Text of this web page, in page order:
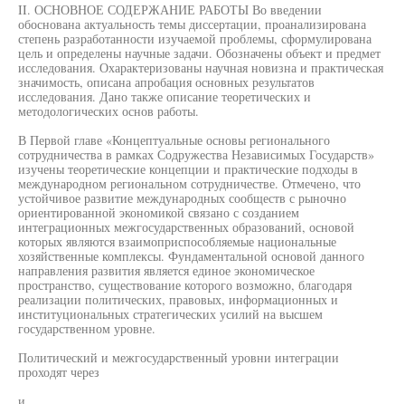
II. ОСНОВНОЕ СОДЕРЖАНИЕ РАБОТЫ Во введении
обоснована актуальность темы диссертации, проанализирована
степень разработанности изучаемой проблемы, сформулирована
цель и определены научные задачи. Обозначены объект и предмет
исследования. Охарактеризованы научная новизна и практическая
значимость, описана апробация основных результатов
исследования. Дано также описание теоретических и
методологических основ работы.
В Первой главе «Концептуальные основы регионального
сотрудничества в рамках Содружества Независимых Государств»
изучены теоретические концепции и практические подходы в
международном региональном сотрудничестве. Отмечено, что
устойчивое развитие международных сообществ с рыночно
ориентированной экономикой связано с созданием
интеграционных межгосударственных образований, основой
которых являются взаимоприспособляемые национальные
хозяйственные комплексы. Фундаментальной основой данного
направления развития является единое экономическое
пространство, существование которого возможно, благодаря
реализации политических, правовых, информационных и
институциональных стратегических усилий на высшем
государственном уровне.
Политический и межгосударственный уровни интеграции
проходят через